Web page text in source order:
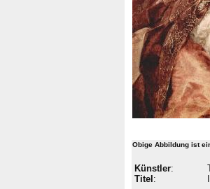
Obige Abbildung ist
Künstler:
Titel :